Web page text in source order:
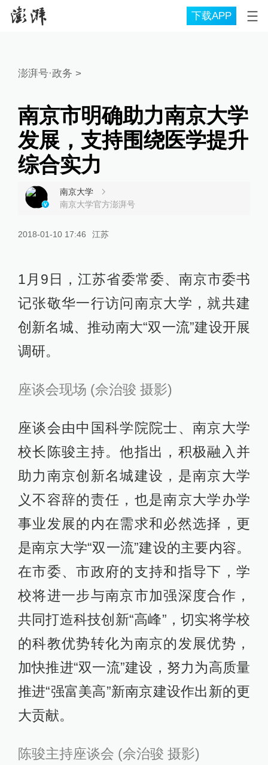
下载APP
澎湃号·政务 >
南京市明确助力南京大学
发展，支持围绕医学提升
综合实力
南京大学
南京大学官方澎湃号
2018-01-10 17:46 江苏
1月9日，江苏省委常委、南京市委书
记张敬华一行访问南京大学，就共建
创新名城、推动南大“双一流”建设开展
调研。
座谈会现场 (佘治骏 摄影)
座谈会由中国科学院院士、南京大学
校长陈骏主持。他指出，积极融入并
助力南京创新名城建设，是南京大学
义不容辞的责任，也是南京大学办学
事业发展的内在需求和必然选择，更
是南京大学“双一流”建设的主要内容。
在市委、市政府的支持和指导下，学
校将进一步与南京市加强深度合作，
共同打造科技创新“高峰”，切实将学校
的科教优势转化为南京的发展优势，
加快推进“双一流”建设，努力为高质量
推进“强富美高”新南京建设作出新的更
大贡献。
陈骏主持座谈会 (佘治骏 摄影)